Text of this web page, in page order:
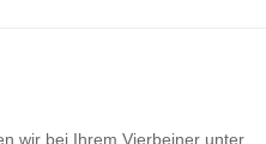
wir bei Ihrem Vierbeiner unter